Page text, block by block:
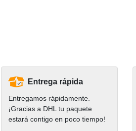
Entrega rápida
Entregamos rápidamente.
¡Gracias a DHL tu paquete
estará contigo en poco tiempo!